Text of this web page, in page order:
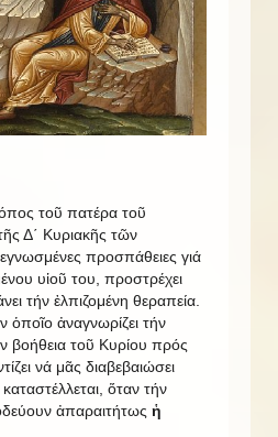
τοῦ πατέρα τοῦ
Δ΄ Κυριακῆς τῶν
προσπάθειες γιά
υἱοῦ του, προστρέχει
τήν ἐλπιζομένη θεραπεία.
ὁποῖο ἀναγνωρίζει τήν
βοήθεια τοῦ Κυρίου πρός
νά μᾶς διαβεβαιώσει
ὅταν τήν
ἀπαραιτήτως ἡ